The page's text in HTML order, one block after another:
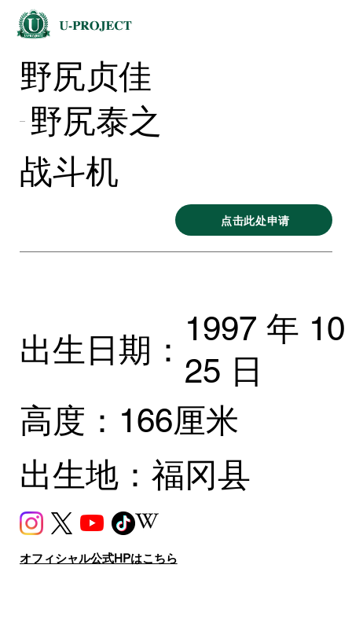
野尻贞佳
野尻泰之
战斗机
点击此处申请
出生日期：
1997 年
25 日
高度： 166厘米
出生地： 福冈县
オフィシャル公式HPはこちら